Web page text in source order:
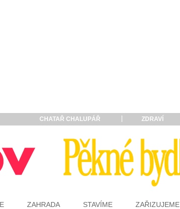
CHATAŘ CHALUPÁŘ ZDRAVÍ
ZAHRADA STAVÍME ZAŘIZUJEME